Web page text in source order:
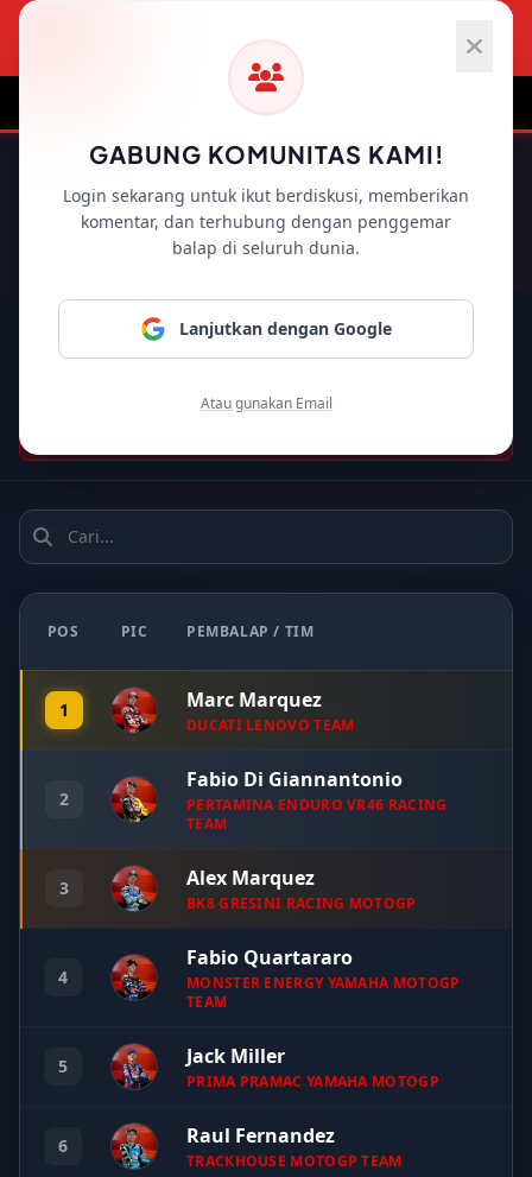
MOTOGP
HASILMOTOGP
MOTOGP JERMAN 2026 WARM UP
Moto2 Moto3 Formula 1
POS PIC PEMBALAP / TIM
1 Marc Marquez
DUCATI LENOVO TEAM
2
Fabio Di Giannantonio
PERTAMINA ENDURO VR46 RACING
TEAM
3 Alex Marquez
BK8 GRESINI RACING MOTOGP
4
Fabio Quartararo
MONSTER ENERGY YAMAHA MOTOGP
TEAM
5 Jack Miller
PRIMA PRAMAC YAMAHA MOTOGP
6 Raul Fernandez
TRACKHOUSE MOTOGP TEAM
GABUNG KOMUNITAS KAMI!
Login sekarang untuk ikut berdiskusi, memberikan
komentar, dan terhubung dengan penggemar
balap di seluruh dunia.
Lanjutkan dengan Google
Atau gunakan Email